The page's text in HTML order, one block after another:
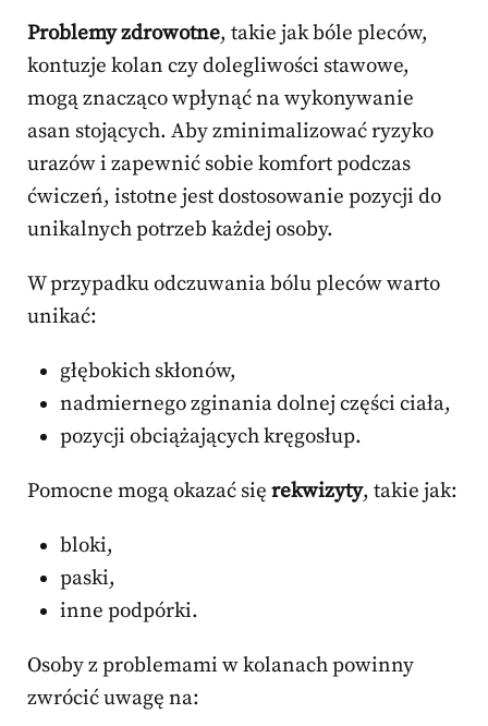
Problemy zdrowotne, takie jak bóle pleców,
kontuzje kolan czy dolegliwości stawowe,
mogą znacząco wpłynąć na wykonywanie
asan stojących. Aby zminimalizować ryzyko
urazów i zapewnić sobie komfort podczas
ćwiczeń, istotne jest dostosowanie pozycji do
unikalnych potrzeb każdej osoby.
W przypadku odczuwania bólu pleców warto
unikać:
głębokich skłonów,
nadmiernego zginania dolnej części ciała,
pozycji obciążających kręgosłup.
Pomocne mogą okazać się rekwizyty, takie jak:
bloki,
paski,
inne podpórki.
Osoby z problemami w kolanach powinny
zwrócić uwagę na: